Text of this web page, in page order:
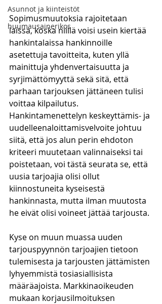
Asunnot ja kiinteistöt
huumausainerikos
Sopimusmuutoksia rajoitetaan
laissa, koska niillä voisi usein kiertää
hankintalaissa hankinnoille
asetettuja tavoitteita, kuten yllä
mainittuja yhdenvertaisuutta ja
syrjimättömyyttä sekä sitä, että
parhaan tarjouksen jättäneen tulisi
voittaa kilpailutus.
Hankintamenettelyn keskeyttämis- ja
uudelleenaloittamisvelvoite johtuu
siitä, että jos alun perin ehdoton
kriteeri muutetaan valinnaiseksi tai
poistetaan, voi tästä seurata se, että
uusia tarjoajia olisi ollut
kiinnostuneita kyseisestä
hankinnasta, mutta ilman muutosta
he eivät olisi voineet jättää tarjousta.
Kyse on muun muassa uuden
tarjouspyynnön tarjoajien tietoon
tulemisesta ja tarjousten jättämisten
lyhyemmistä tosiasiallisista
määräajoista. Markkinaoikeuden
mukaan korjausilmoituksen